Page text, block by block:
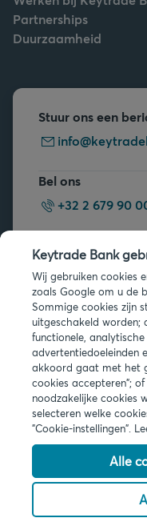
Partnerships
Duurzaamheid
Stuur ons een
Bel ons
+32 2 679 90
Veelgestelde
Juridische info
Privacy
Cookies
PSD2
Toegankelijkheid
© 2026 Keytrade Bank,
(Frankrijk), filiaal van Crédit
Keytrade Bank
Wij gebruiken cookies
zoals Google om u de
Sommige cookies zijn
uitgeschakeld worden;
functionele,
advertentiedoeleinden
akkoord gaat met het
cookies accepteren";
noodzakelijke cookies
selecteren welke
"Cookie-instellingen".
Alle